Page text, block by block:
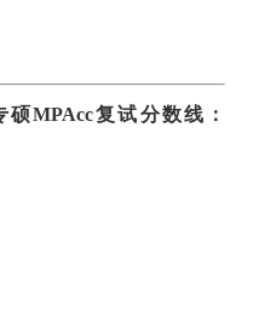
MPAcc复试分数线：